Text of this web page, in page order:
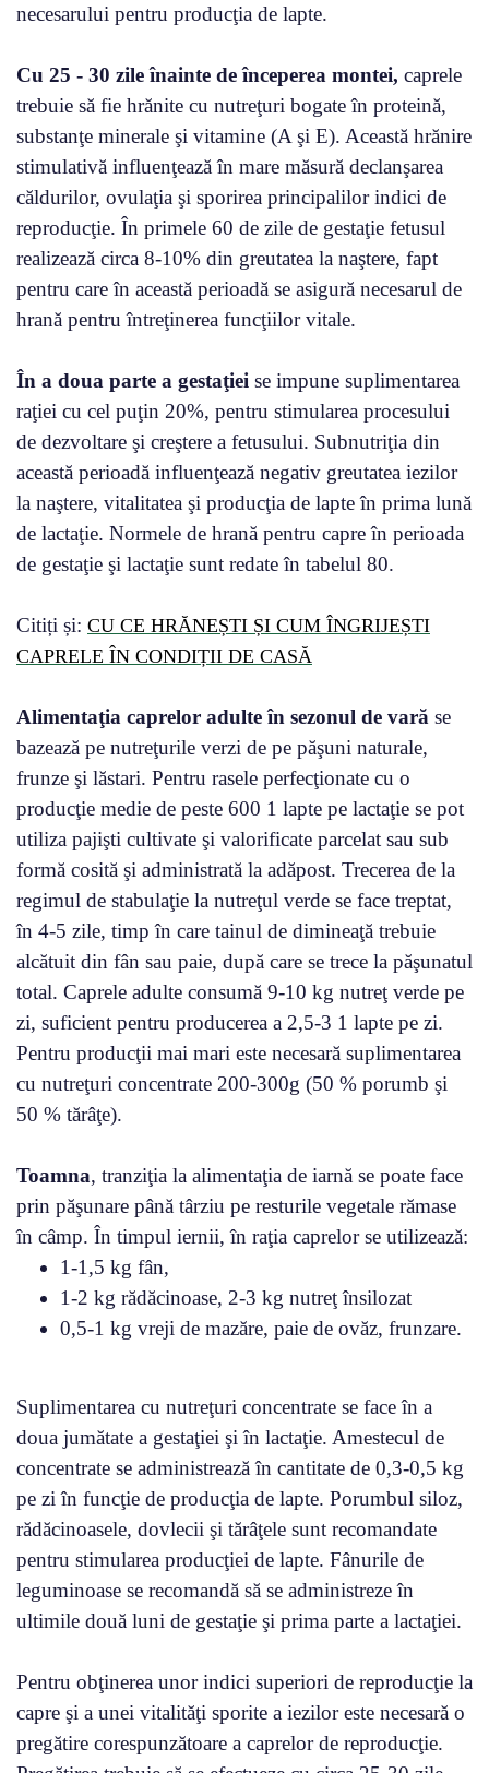
necesarului pentru producţia de lapte.
Cu 25 - 30 zile înainte de începerea montei, caprele
trebuie să fie hrănite cu nutreţuri bogate în proteină,
substanţe minerale şi vitamine (A şi E). Această hrănire
stimulativă influenţează în mare măsură declanşarea
căldurilor, ovulaţia şi sporirea principalilor indici de
reproducţie. În primele 60 de zile de gestaţie fetusul
realizează circa 8-10% din greutatea la naştere, fapt
pentru care în această perioadă se asigură necesarul de
hrană pentru întreţinerea funcţiilor vitale.
În a doua parte a gestaţiei se impune suplimentarea
raţiei cu cel puţin 20%, pentru stimularea procesului
de dezvoltare şi creştere a fetusului. Subnutriţia din
această perioadă influenţează negativ greutatea iezilor
la naştere, vitalitatea şi producţia de lapte în prima lună
de lactaţie. Normele de hrană pentru capre în perioada
de gestaţie şi lactaţie sunt redate în tabelul 80.
Citiți și: CU CE HRĂNEȘTI ȘI CUM ÎNGRIJEȘTI
CAPRELE ÎN CONDIȚII DE CASĂ
Alimentaţia caprelor adulte în sezonul de vară se
bazează pe nutreţurile verzi de pe păşuni naturale,
frunze şi lăstari. Pentru rasele perfecţionate cu o
producţie medie de peste 600 1 lapte pe lactaţie se pot
utiliza pajişti cultivate şi valorificate parcelat sau sub
formă cosită şi administrată la adăpost. Trecerea de la
regimul de stabulaţie la nutreţul verde se face treptat,
în 4-5 zile, timp în care tainul de dimineaţă trebuie
alcătuit din fân sau paie, după care se trece la păşunatul
total. Caprele adulte consumă 9-10 kg nutreţ verde pe
zi, suficient pentru producerea a 2,5-3 1 lapte pe zi.
Pentru producţii mai mari este necesară suplimentarea
cu nutreţuri concentrate 200-300g (50 % porumb şi
50 % tărâţe).
Toamna, tranziţia la alimentaţia de iarnă se poate face
prin păşunare până târziu pe resturile vegetale rămase
în câmp. În timpul iernii, în raţia caprelor se utilizează:
1-1,5 kg fân,
1-2 kg rădăcinoase, 2-3 kg nutreţ însilozat
0,5-1 kg vreji de mazăre, paie de ovăz, frunzare.
Suplimentarea cu nutreţuri concentrate se face în a
doua jumătate a gestaţiei şi în lactaţie. Amestecul de
concentrate se administrează în cantitate de 0,3-0,5 kg
pe zi în funcţie de producţia de lapte. Porumbul siloz,
rădăcinoasele, dovlecii şi tărâţele sunt recomandate
pentru stimularea producţiei de lapte. Fânurile de
leguminoase se recomandă să se administreze în
ultimile două luni de gestaţie şi prima parte a lactaţiei.
Pentru obţinerea unor indici superiori de reproducţie la
capre şi a unei vitalităţi sporite a iezilor este necesară o
pregătire corespunzătoare a caprelor de reproducţie.